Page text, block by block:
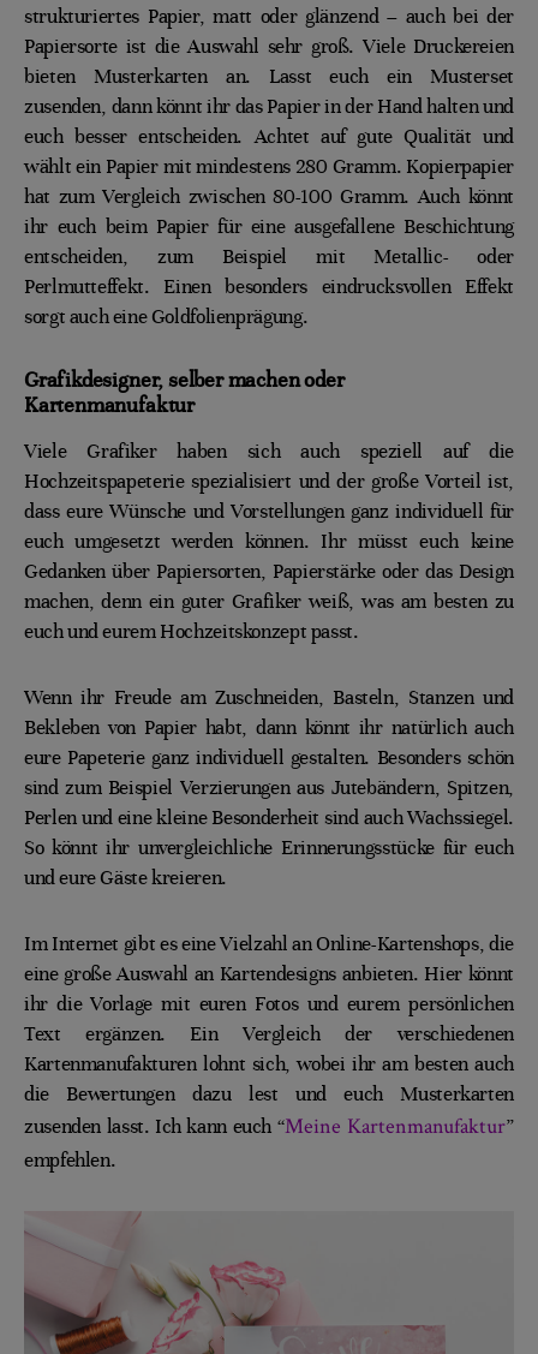
strukturiertes Papier, matt oder glänzend – auch bei der
Papiersorte ist die Auswahl sehr groß. Viele Druckereien
bieten Musterkarten an. Lasst euch ein Musterset
zusenden, dann könnt ihr das Papier in der Hand halten und
euch besser entscheiden. Achtet auf gute Qualität und
wählt ein Papier mit mindestens 280 Gramm. Kopierpapier
hat zum Vergleich zwischen 80-100 Gramm. Auch könnt
ihr euch beim Papier für eine ausgefallene Beschichtung
entscheiden, zum Beispiel mit Metallic- oder
Perlmutteffekt. Einen besonders eindrucksvollen Effekt
sorgt auch eine Goldfolienprägung.
Grafikdesigner, selber machen oder
Kartenmanufaktur
Viele Grafiker haben sich auch speziell auf die
Hochzeitspapeterie spezialisiert und der große Vorteil ist,
dass eure Wünsche und Vorstellungen ganz individuell für
euch umgesetzt werden können. Ihr müsst euch keine
Gedanken über Papiersorten, Papierstärke oder das Design
machen, denn ein guter Grafiker weiß, was am besten zu
euch und eurem Hochzeitskonzept passt.
Wenn ihr Freude am Zuschneiden, Basteln, Stanzen und
Bekleben von Papier habt, dann könnt ihr natürlich auch
eure Papeterie ganz individuell gestalten. Besonders schön
sind zum Beispiel Verzierungen aus Jutebändern, Spitzen,
Perlen und eine kleine Besonderheit sind auch Wachssiegel.
So könnt ihr unvergleichliche Erinnerungsstücke für euch
und eure Gäste kreieren.
Im Internet gibt es eine Vielzahl an Online-Kartenshops, die
eine große Auswahl an Kartendesigns anbieten. Hier könnt
ihr die Vorlage mit euren Fotos und eurem persönlichen
Text ergänzen. Ein Vergleich der verschiedenen
Kartenmanufakturen lohnt sich, wobei ihr am besten auch
die Bewertungen dazu lest und euch Musterkarten
zusenden lasst. Ich kann euch “Meine Kartenmanufaktur”
empfehlen.